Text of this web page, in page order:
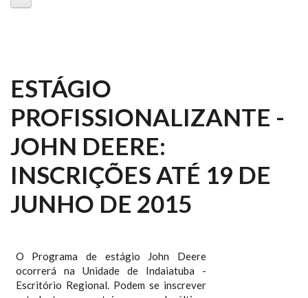
ESTÁGIO
PROFISSIONALIZANTE -
JOHN DEERE:
INSCRIÇÕES ATÉ 19 DE
JUNHO DE 2015
O Programa de estágio John Deere
ocorrerá na Unidade de Indaiatuba -
Escritório Regional. Podem se inscrever